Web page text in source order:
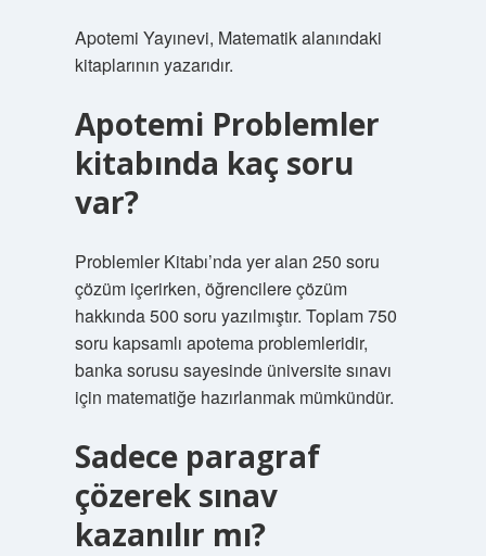
Apotemi Yayınevi, Matematik alanındaki
kitaplarının yazarıdır.
Apotemi Problemler
kitabında kaç soru
var?
Problemler Kitabı’nda yer alan 250 soru
çözüm içerirken, öğrencilere çözüm
hakkında 500 soru yazılmıştır. Toplam 750
soru kapsamlı apotema problemleridir,
banka sorusu sayesinde üniversite sınavı
için matematiğe hazırlanmak mümkündür.
Sadece paragraf
çözerek sınav
kazanılır mı?